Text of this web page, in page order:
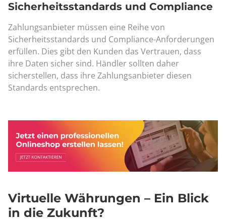
Sicherheitsstandards und Compliance
Zahlungsanbieter müssen eine Reihe von
Sicherheitsstandards und Compliance-Anforderungen
erfüllen. Dies gibt den Kunden das Vertrauen, dass
ihre Daten sicher sind. Händler sollten daher
sicherstellen, dass ihre Zahlungsanbieter diesen
Standards entsprechen.
Virtuelle Währungen – Ein Blick
in die Zukunft?